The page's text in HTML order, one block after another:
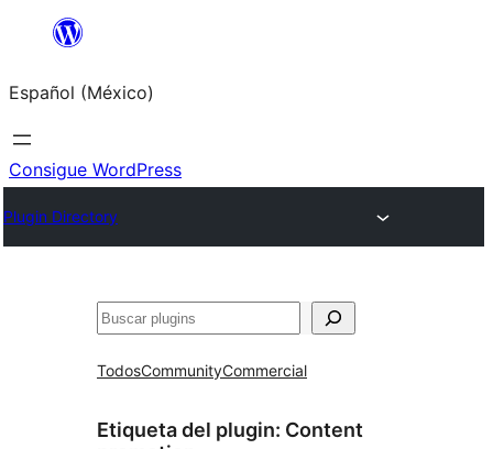
Saltar
contenido
Español (México)
Consigue WordPress
Plugin Directory
Buscar
TodosCommunityCommercial
Etiqueta del plugin: Content